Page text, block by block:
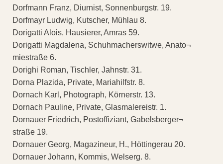
Dorfmann Franz, Diurnist, Sonnenburgstr. 19.
Dorfmayr Ludwig, Kutscher, Mühlau 8.
Dorigatti Alois, Hausierer, Amras 59.
Dorigatti Magdalena, Schuhmacherswitwe, Anato¬
miestraße 6.
Dorighi Roman, Tischler, Jahnstr. 31.
Dorna Plazida, Private, Mariahilfstr. 8.
Dornach Karl, Photograph, Körnerstr. 13.
Dornach Pauline, Private, Glasmalereistr. 1.
Dornauer Friedrich, Postoffiziant, Gabelsberger¬
straße 19.
Dornauer Georg, Magazineur, H., Höttingerau 20.
Dornauer Johann, Kommis, Welserg. 8.